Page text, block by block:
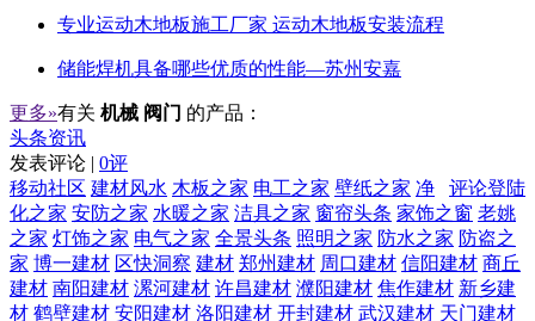
专业运动木地板施工厂家 运动木地板安装流程
储能焊机具备哪些优质的性能—苏州安嘉
更多»有关 机械 阀门 的产品：
头条资讯
发表评论 | 0评
评论登陆
移动社区 建材风水 木板之家 电工之家 壁纸之家 净
化之家 安防之家 水暖之家 洁具之家 窗帘头条 家饰之窗 老姚
之家 灯饰之家 电气之家 全景头条 照明之家 防水之家 防盗之
家 博一建材 区快洞察 建材 郑州建材 周口建材 信阳建材 商丘
建材 南阳建材 漯河建材 许昌建材 濮阳建材 焦作建材 新乡建
材 鹤壁建材 安阳建材 洛阳建材 开封建材 武汉建材 天门建材